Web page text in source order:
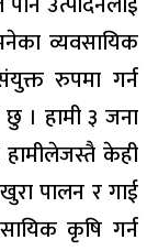
व्यवसायिक
रुपमा गर्न
। हामी ३ जना
केही
पालन र गाई
कृषि गर्न